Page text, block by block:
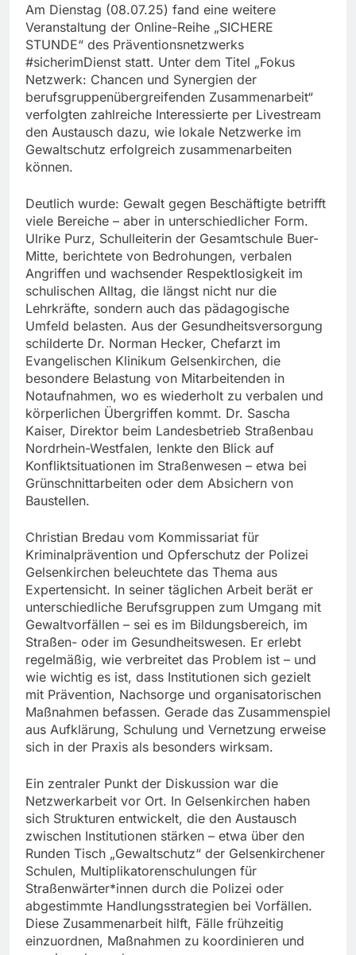
Am Dienstag (08.07.25) fand eine weitere
Veranstaltung der Online-Reihe „SICHERE
STUNDE“ des Präventionsnetzwerks
#sicherimDienst statt. Unter dem Titel „Fokus
Netzwerk: Chancen und Synergien der
berufsgruppenübergreifenden Zusammenarbeit“
verfolgten zahlreiche Interessierte per Livestream
den Austausch dazu, wie lokale Netzwerke im
Gewaltschutz erfolgreich zusammenarbeiten
können.
Deutlich wurde: Gewalt gegen Beschäftigte betrifft
viele Bereiche – aber in unterschiedlicher Form.
Ulrike Purz, Schulleiterin der Gesamtschule Buer-
Mitte, berichtete von Bedrohungen, verbalen
Angriffen und wachsender Respektlosigkeit im
schulischen Alltag, die längst nicht nur die
Lehrkräfte, sondern auch das pädagogische
Umfeld belasten. Aus der Gesundheitsversorgung
schilderte Dr. Norman Hecker, Chefarzt im
Evangelischen Klinikum Gelsenkirchen, die
besondere Belastung von Mitarbeitenden in
Notaufnahmen, wo es wiederholt zu verbalen und
körperlichen Übergriffen kommt. Dr. Sascha
Kaiser, Direktor beim Landesbetrieb Straßenbau
Nordrhein-Westfalen, lenkte den Blick auf
Konfliktsituationen im Straßenwesen – etwa bei
Grünschnittarbeiten oder dem Absichern von
Baustellen.
Christian Bredau vom Kommissariat für
Kriminalprävention und Opferschutz der Polizei
Gelsenkirchen beleuchtete das Thema aus
Expertensicht. In seiner täglichen Arbeit berät er
unterschiedliche Berufsgruppen zum Umgang mit
Gewaltvorfällen – sei es im Bildungsbereich, im
Straßen- oder im Gesundheitswesen. Er erlebt
regelmäßig, wie verbreitet das Problem ist – und
wie wichtig es ist, dass Institutionen sich gezielt
mit Prävention, Nachsorge und organisatorischen
Maßnahmen befassen. Gerade das Zusammenspiel
aus Aufklärung, Schulung und Vernetzung erweise
sich in der Praxis als besonders wirksam.
Ein zentraler Punkt der Diskussion war die
Netzwerkarbeit vor Ort. In Gelsenkirchen haben
sich Strukturen entwickelt, die den Austausch
zwischen Institutionen stärken – etwa über den
Runden Tisch „Gewaltschutz“ der Gelsenkirchener
Schulen, Multiplikatorenschulungen für
Straßenwärter*innen durch die Polizei oder
abgestimmte Handlungsstrategien bei Vorfällen.
Diese Zusammenarbeit hilft, Fälle frühzeitig
einzuordnen, Maßnahmen zu koordinieren und